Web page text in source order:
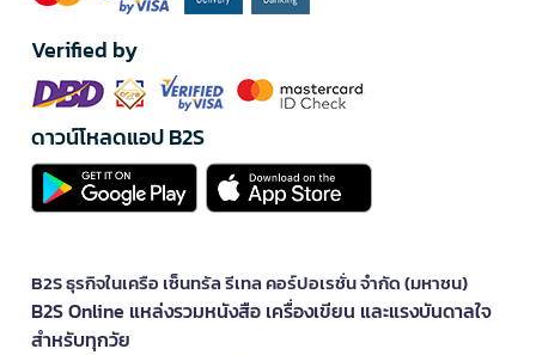
Verified by
ดาวน์โหลดแอป B2S
B2S ธุรกิจในเครือ เซ็นทรัล รีเทล คอร์ปอเรชั่น จำกัด (มหาชน)
B2S Online แหล่งรวมหนังสือ เครื่องเขียน และแรงบันดาลใจ
สำหรับทุกวัย